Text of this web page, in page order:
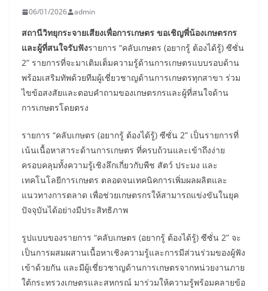
06/01/2026 admin
สถานีวิทยุกระจายเสียงเพื่อการเกษตร ขอเชิญพี่น้องเกษตรกร
และผู้ที่สนใจรับฟังรายการ “คลับเกษตร (อยากรู้ ต้องได้รู้) ซีซั่น
2” รายการที่จะมาเติมเต็มความรู้ด้านการเกษตรแบบรอบด้าน
พร้อมเสริมทัพด้วยทีมผู้เชี่ยวชาญด้านการเกษตรทุกสาขา ร่วม
ไขข้อสงสัยและตอบคำถามของเกษตรกรและผู้ที่สนใจด้าน
การเกษตรโดยตรง
รายการ “คลับเกษตร (อยากรู้ ต้องได้รู้) ซีซั่น 2” เป็นรายการที่
เน้นเนื้อหาสาระด้านการเกษตร ที่ครบถ้วนและเข้าถึงง่าย
ครอบคลุมทั้งความรู้เชิงลึกเกี่ยวกับพืช สัตว์ ประมง และ
เทคโนโลยีการเกษตร ตลอดจนเทคนิคการเพิ่มผลผลิตและ
แนวทางการตลาด เพื่อช่วยเกษตรกรให้สามารถแข่งขันในยุค
ปัจจุบันได้อย่างมีประสิทธิภาพ
รูปแบบของรายการ “คลับเกษตร (อยากรู้ ต้องได้รู้) ซีซั่น 2” จะ
เป็นการผสมผสานเนื้อหาเชิงความรู้และการมีส่วนร่วมของผู้ฟัง
เข้าด้วยกัน และมีผู้เชี่ยวชาญด้านการเกษตรจากหน่วยงานภาย
ใต้กระทรวงเกษตรและสหกรณ์ มาร่วมให้ความรู้พร้อมคลายข้อ